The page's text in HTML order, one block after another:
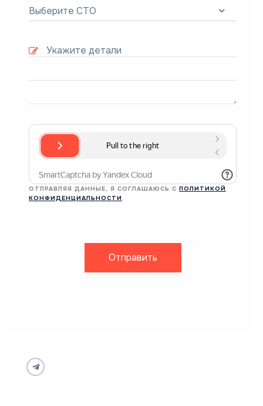
Выберите СТО
ОТПРАВЛЯЯ ДАННЫЕ, Я СОГЛАШАЮСЬ С ПОЛИТИКОЙ
КОНФИДЕНЦИАЛЬНОСТИ
Отправить